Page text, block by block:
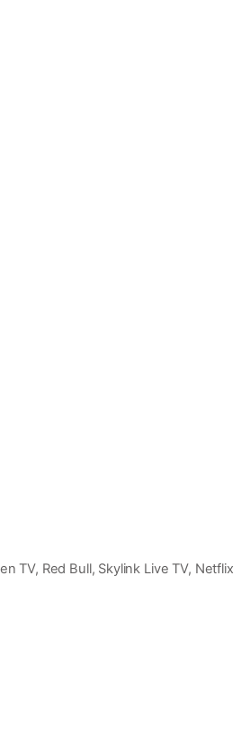
TV, Red Bull, Skylink Live TV, Netflix